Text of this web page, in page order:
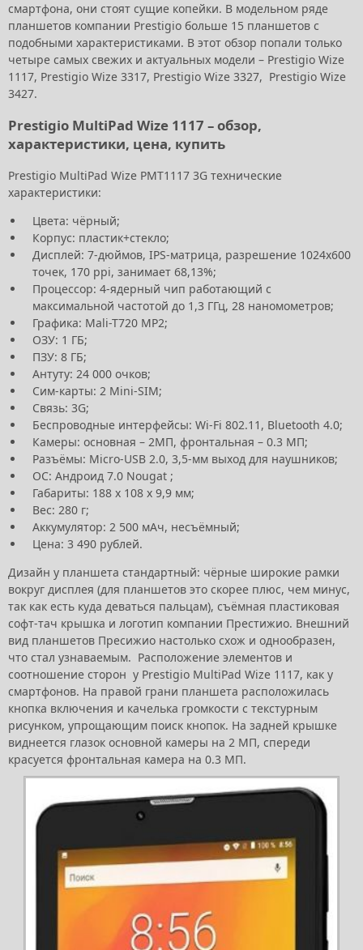
смартфона, они стоят сущие копейки. В модельном ряде
планшетов компании Prestigio больше 15 планшетов с
подобными характеристиками. В этот обзор попали только
четыре самых свежих и актуальных модели – Prestigio Wize
1117, Prestigio Wize 3317, Prestigio Wize 3327, Prestigio Wize
3427.
Prestigio MultiPad Wize 1117 – обзор,
характеристики, цена, купить
Prestigio MultiPad Wize PMT1117 3G технические
характеристики:
Цвета: чёрный;
Корпус: пластик+стекло;
Дисплей: 7-дюймов, IPS-матрица, разрешение 1024х600
точек, 170 ppi, занимает 68,13%;
Процессор: 4-ядерный чип работающий с
максимальной частотой до 1,3 ГГц, 28 наномометров;
Графика: Mali-T720 MP2;
ОЗУ: 1 ГБ;
ПЗУ: 8 ГБ;
Антуту: 24 000 очков;
Сим-карты: 2 Mini-SIM;
Связь: 3G;
Беспроводные интерфейсы: Wi-Fi 802.11, Bluetooth 4.0;
Камеры: основная – 2МП, фронтальная – 0.3 МП;
Разъёмы: Micro-USB 2.0, 3,5-мм выход для наушников;
ОС: Андроид 7.0 Nougat ;
Габариты: 188 х 108 х 9,9 мм;
Вес: 280 г;
Аккумулятор: 2 500 мАч, несъёмный;
Цена: 3 490 рублей.
Дизайн у планшета стандартный: чёрные широкие рамки
вокруг дисплея (для планшетов это скорее плюс, чем минус,
так как есть куда деваться пальцам), съёмная пластиковая
софт-тач крышка и логотип компании Престижио. Внешний
вид планшетов Пресижио настолько схож и однообразен,
что стал узнаваемым. Расположение элементов и
соотношение сторон у Prestigio MultiPad Wize 1117, как у
смартфонов. На правой грани планшета расположилась
кнопка включения и качелька громкости с текстурным
рисунком, упрощающим поиск кнопок. На задней крышке
виднеется глазок основной камеры на 2 МП, спереди
красуется фронтальная камера на 0.3 МП.